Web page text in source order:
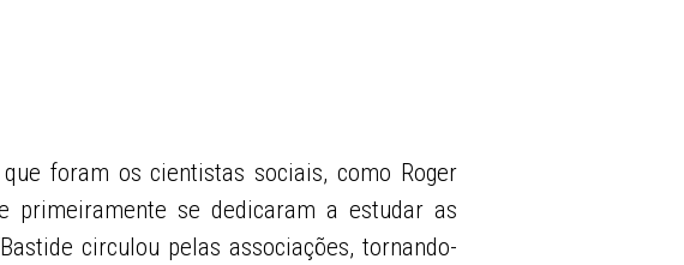
foram os cientistas sociais, como Roger
primeiramente se dedicaram a estudar as
circulou pelas associações, tornando-